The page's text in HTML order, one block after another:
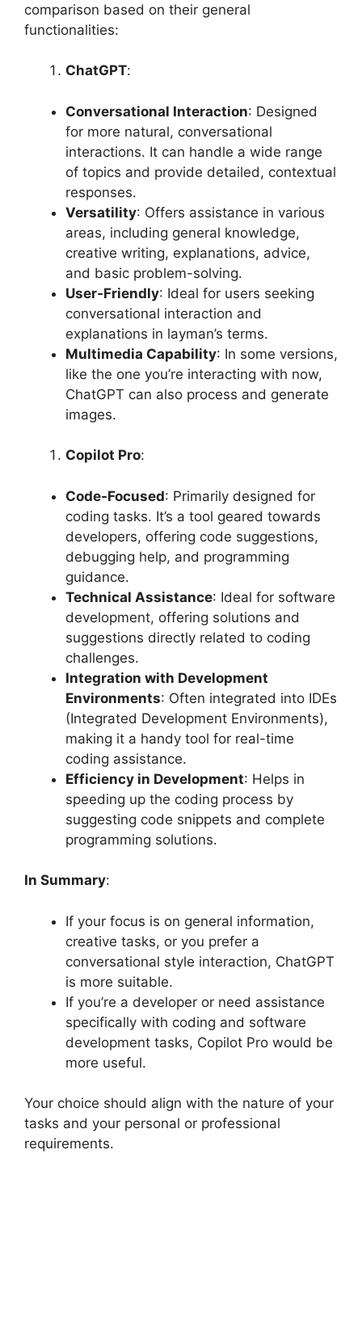
comparison based on their general
functionalities:
ChatGPT:
Conversational Interaction: Designed
for more natural, conversational
interactions. It can handle a wide range
of topics and provide detailed, contextual
responses.
Versatility: Offers assistance in various
areas, including general knowledge,
creative writing, explanations, advice,
and basic problem-solving.
User-Friendly: Ideal for users seeking
conversational interaction and
explanations in layman’s terms.
Multimedia Capability: In some versions,
like the one you’re interacting with now,
ChatGPT can also process and generate
images.
Copilot Pro:
Code-Focused: Primarily designed for
coding tasks. It’s a tool geared towards
developers, offering code suggestions,
debugging help, and programming
guidance.
Technical Assistance: Ideal for software
development, offering solutions and
suggestions directly related to coding
challenges.
Integration with Development
Environments: Often integrated into IDEs
(Integrated Development Environments),
making it a handy tool for real-time
coding assistance.
Efficiency in Development: Helps in
speeding up the coding process by
suggesting code snippets and complete
programming solutions.
In Summary:
If your focus is on general information,
creative tasks, or you prefer a
conversational style interaction, ChatGPT
is more suitable.
If you’re a developer or need assistance
specifically with coding and software
development tasks, Copilot Pro would be
more useful.
Your choice should align with the nature of your
tasks and your personal or professional
requirements.